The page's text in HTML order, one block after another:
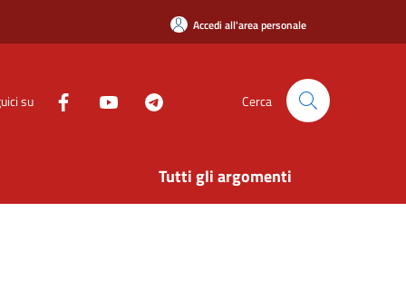
Accedi all'area personale
su Cerca
Tutti gli argomenti